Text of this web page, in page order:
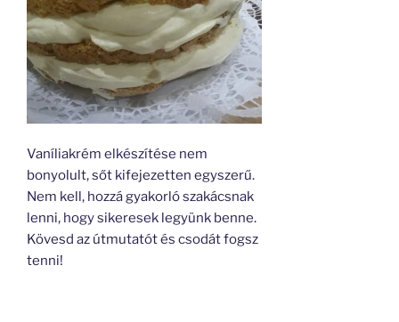
Vaníliakrém elkészítése nem
bonyolult, sőt kifejezetten egyszerű.
Nem kell, hozzá gyakorló szakácsnak
lenni, hogy sikeresek legyünk benne.
Kövesd az útmutatót és csodát fogsz
tenni!